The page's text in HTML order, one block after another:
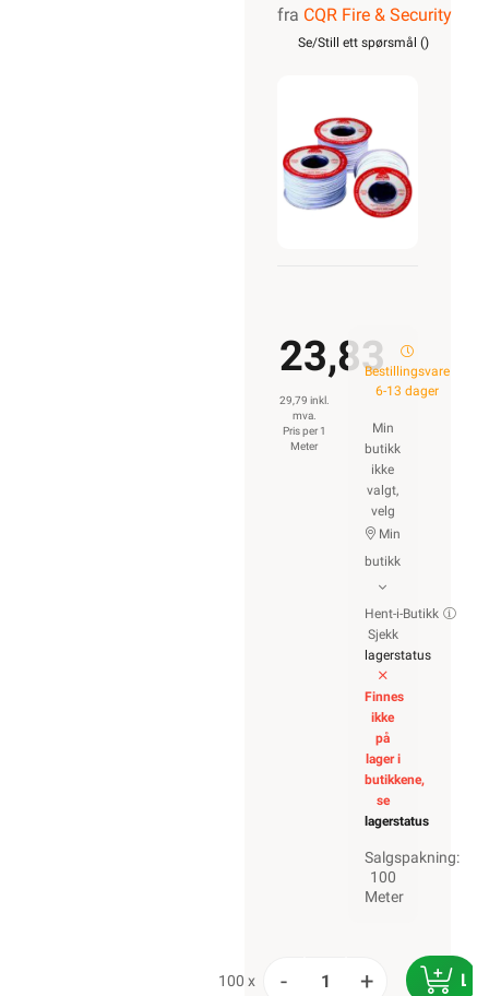
skjermet,
fra CQR Fire & Security
Se/Still ett spørsmål ()
23,83
29,79 inkl.
mva.
Pris per 1
Meter
Bestillingsvare
6-13 dager
Min
butikk
ikke
valgt,
velg
Min
butikk
Hent-i-Butikk
Sjekk
lagerstatus
Finnes
ikke
på
lager i
butikkene,
se
lagerstatus
Salgspakning:
100
Meter
100 x - +